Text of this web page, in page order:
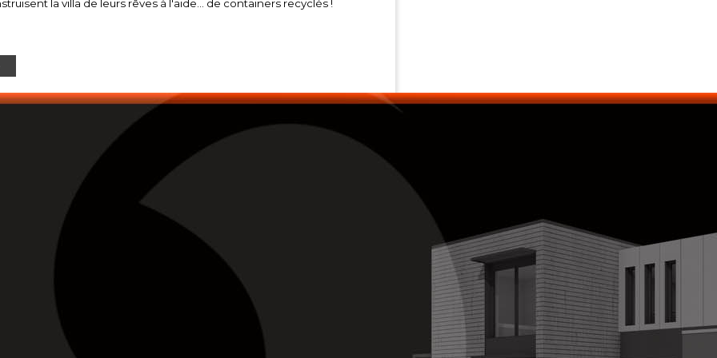
la villa de leurs rêves à l'aide... de containers recyclés !